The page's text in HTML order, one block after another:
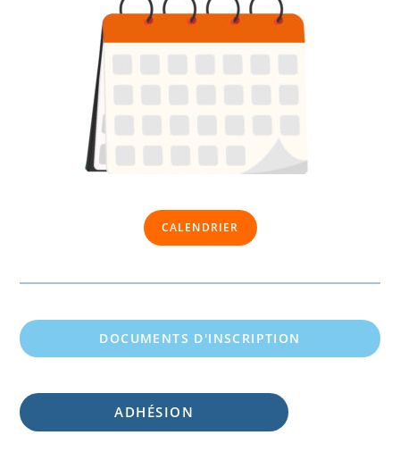
CALENDRIER
DOCUMENTS D'INSCRIPTION
ADHÉSION